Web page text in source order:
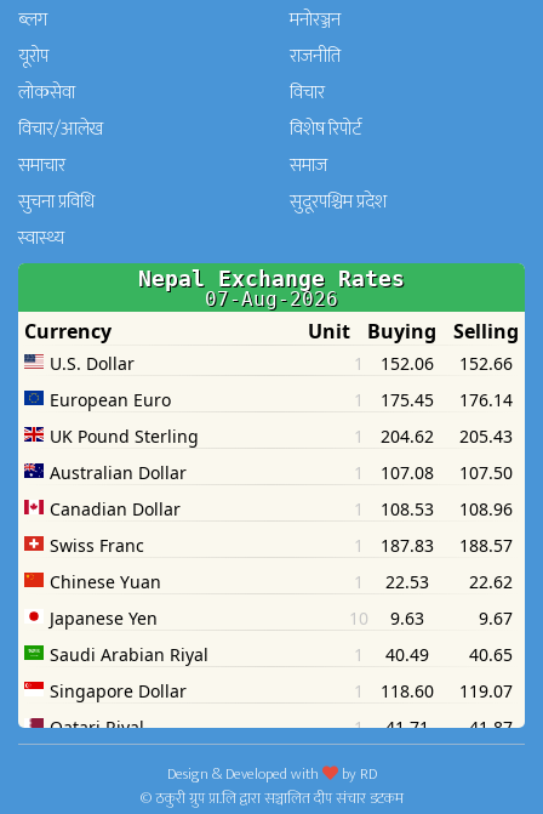
ब्लग
मनाेरञ्जन
यूरोप
राजनीति
लोकसेवा
विचार
विचार/आलेख
विशेष रिपोर्ट
समाचार
समाज
सुचना प्रविधि
सुदूरपश्चिम प्रदेश
स्वास्थ्य
Design & Developed with byRD
© ठकुरी ग्रुप प्रा.लि द्वारा सञ्चालित दीप संचार डटकम